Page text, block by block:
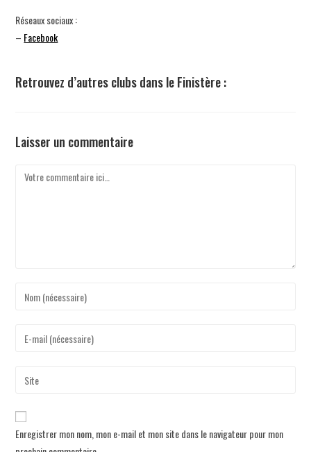
Réseaux sociaux :
– Facebook
Retrouvez d’autres clubs dans le Finistère :
Laisser un commentaire
Enregistrer mon nom, mon e-mail et mon site dans le navigateur pour mon